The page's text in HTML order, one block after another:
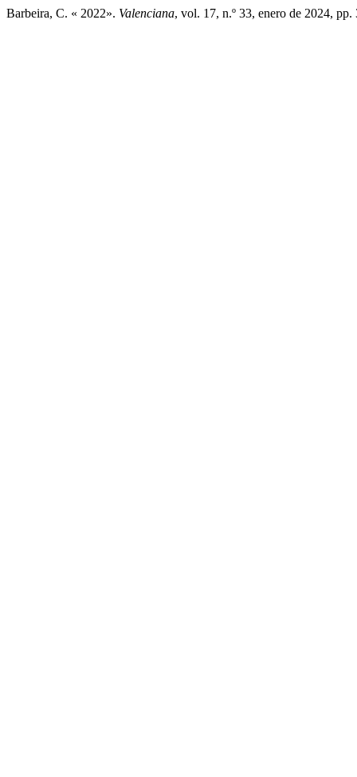
Barbeira, C. « 2022». Valenciana, vol. 17, n.º 33, enero de 2024,